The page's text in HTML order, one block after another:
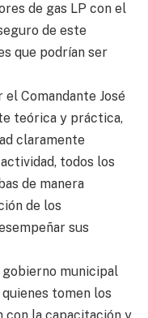
de gas LP con el
de este
que podrían ser
Comandante José
teórica y práctica,
claramente
todos los
de manera
de los
sus
gobierno municipal
tomen los